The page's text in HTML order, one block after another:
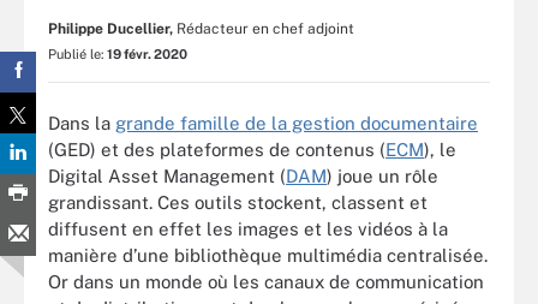
Philippe Ducellier, Rédacteur en chef adjoint
Publié le: 19 févr. 2020
Dans la grande famille de la gestion documentaire
(GED) et des plateformes de contenus (ECM), le
Digital Asset Management (DAM) joue un rôle
grandissant. Ces outils stockent, classent et
diffusent en effet les images et les vidéos à la
manière d’une bibliothèque multimédia centralisée.
Or dans un monde où les canaux de communication